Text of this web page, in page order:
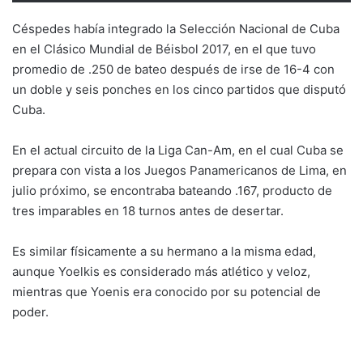
Céspedes había integrado la Selección Nacional de Cuba
en el Clásico Mundial de Béisbol 2017, en el que tuvo
promedio de .250 de bateo después de irse de 16-4 con
un doble y seis ponches en los cinco partidos que disputó
Cuba.
En el actual circuito de la Liga Can-Am, en el cual Cuba se
prepara con vista a los Juegos Panamericanos de Lima, en
julio próximo, se encontraba bateando .167, producto de
tres imparables en 18 turnos antes de desertar.
Es similar físicamente a su hermano a la misma edad,
aunque Yoelkis es considerado más atlético y veloz,
mientras que Yoenis era conocido por su potencial de
poder.